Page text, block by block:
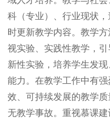
科（专业）、行业现状
时更新教学内容。教学
视实验、实践性教学，
新性实验，培养学生发
能力。在教学工作中有
效、可持续发展的教学
无教学事故。重视慕课